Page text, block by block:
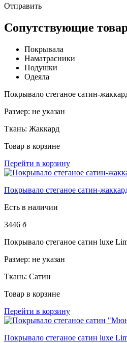
Отправить
Сопутствующие
Покрывала
Наматрасники
Подушки
Одеяла
Покрывало стеганое сатин-
Размер: не указан
Ткань: Жаккард
Товар в корзине
Перейти в корзину
Покрывало стеганое сатин-
Есть в наличии
3446 б
Покрывало стеганое сатин luxe
Размер: не указан
Ткань: Сатин
Товар в корзине
Перейти в корзину
Покрывало стеганое сатин luxe